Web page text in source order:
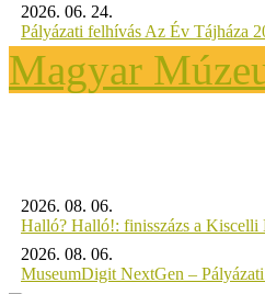
2026. 06. 24.
Pályázati felhívás Az Év Tájháza
Magyar
2026. 08. 06.
Halló? Halló!: finisszázs a Kiscelli
2026. 08. 06.
MuseumDigit NextGen –